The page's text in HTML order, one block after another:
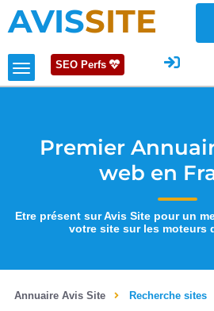
AVISSITE
SEO Perfs
Premier
web en
Etre présent sur Avis Site pour un
votre site sur les moteurs
Annuaire Avis Site Recherche sites